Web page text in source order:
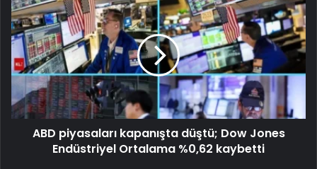
ABD piyasaları kapanışta düştü; Dow Jones
Endüstriyel Ortalama %0,62 kaybetti